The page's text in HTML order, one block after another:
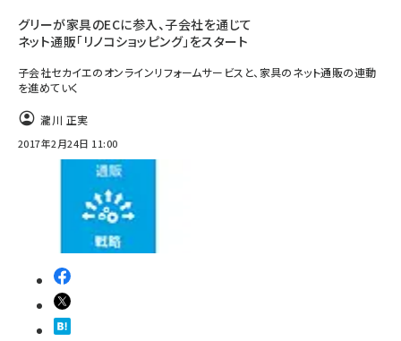
yahoo (1900)
楽天 (1871)
ecbeing (1207)
アスクル (1119)
base (1074)
ビィ・フォアード (773)
revico (739)
グリーが家具のECに参入、子会社を通じて
ネット通販「リノコショッピング」をスタート
子会社セカイエのオンラインリフォームサービスと、家具のネット通販の連動
を進めていく
瀧川 正実
2017年2月24日 11:00